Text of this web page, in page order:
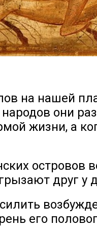
на нашей
они
жизни, а
островов
друг у
его